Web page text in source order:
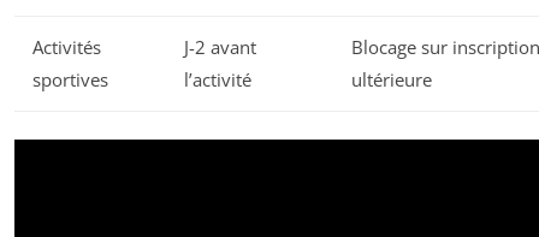
Activités
sportives
J-2 avant
l’activité
Blocage sur inscription
ultérieure